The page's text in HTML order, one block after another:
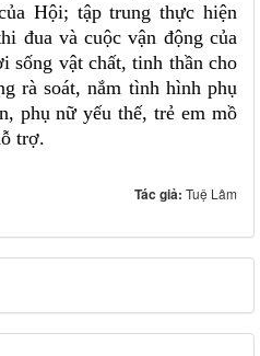
Hội; tập trung thực hiện
đua và cuộc vận động của
sống vật chất, tinh thần cho
rà soát, nắm tình hình phụ
phụ nữ yếu thế, trẻ em mồ
trợ.
Tác giả: Tuệ Lâm